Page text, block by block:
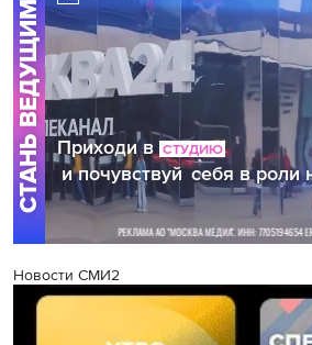
Новости СМИ2